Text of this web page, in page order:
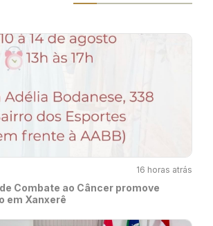
16 horas atrás
Combate ao Câncer promove
em Xanxerê